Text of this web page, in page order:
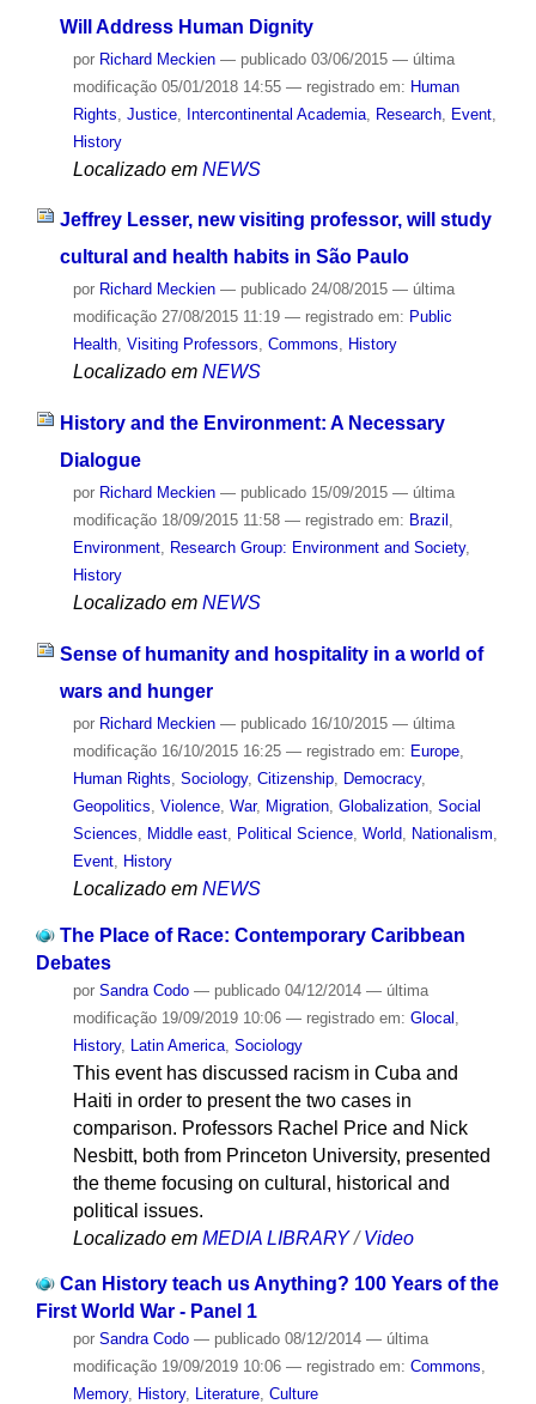
Will Address Human Dignity
por Richard Meckien — publicado03/06/2015 — última
modificação05/01/2018 14:55 — registrado em: Human
Rights Justice, Intercontinental Academia, Research, Event,
History
Localizado em NEWS
Jeffrey Lesser, new visiting professor, will study
cultural and health habits in São Paulo
por Richard Meckien — publicado24/08/2015 — última
modificação27/08/2015 11:19 — registrado em: Public
Health, Visiting Professors, Commons, History
Localizado em NEWS
History and the Environment: A Necessary
Dialogue
por Richard Meckien — publicado15/09/2015 — última
modificação18/09/2015 11:58 — registrado em: Brazil ,
Environment, Research Group: Environment and Society,
History
Localizado em NEWS
Sense of humanity and hospitality in a world of
wars and hunger
por Richard Meckien — publicado16/10/2015 — última
modificação16/10/2015 16:25 — registrado em: Europe,
Human Rights Sociology, Citizenship, Democracy,
Geopolitics Violence, War, Migration, Globalization, Social
Sciences
Middle east, Political Science, World Nationalism
Event, History
Localizado em NEWS
The Place of Race: Contemporary Caribbean
Debates
por Sandra Codo — publicado04/12/2014 — última
modificação19/09/2019 10:06 — registrado em: Glocal
History, Latin America, Sociology
This event has discussed racism in Cuba and
Haiti in order to present the two cases in
comparison. Professors Rachel Price and Nick
Nesbitt, both from Princeton University, presented
the theme focusing on cultural, historical and
political issues.
Localizado em MEDIA LIBRARY /Video
Can History teach us Anything? 100 Years of the
First World War - Panel 1
por Sandra Codo — publicado08/12/2014 — última
modificação19/09/2019 10:06 — registrado em: Commons,
Memory, History, Literature, Culture